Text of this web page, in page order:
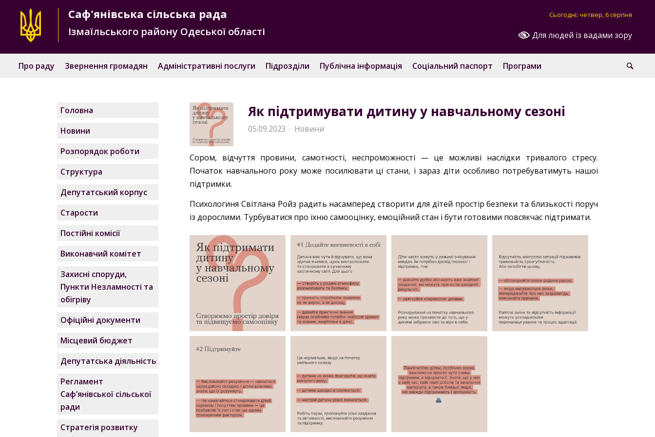
Для людей із вадами зору
Сьогодні: четвер, 6 серпня
Саф'янівська сільська рада
Ізмаїльського району Одеської області
Про раду Звернення громадян Адміністративні послуги Підрозділи Публічна інформація Соціальний паспорт Програми
Як підтримувати дитину у навчальному сезоні
05.09.2023 · Новини
Сором, відчуття провини, самотності, неспроможності — це можливі наслідки тривалого стресу.
Початок навчального року може посилювати ці стани, і зараз діти особливо потребуватимуть нашої
підтримки.
Психологиня Світлана Ройз радить насамперед створити для дітей простір безпеки та близькості поруч
із дорослими. Турбуватися про їхню самооцінку, емоційний стан і бути готовими повсякчас підтримати.
Головна
Новини
Розпорядок роботи
Структура
Депутатський корпус
Старости
Постійні комісії
Виконавчий комітет
Захисні споруди,
Пункти Незламності та
обігріву
Офіційні документи
Місцевий бюджет
Депутатська діяльність
Регламент
Саф’янівської сільської
ради
Стратегія розвитку